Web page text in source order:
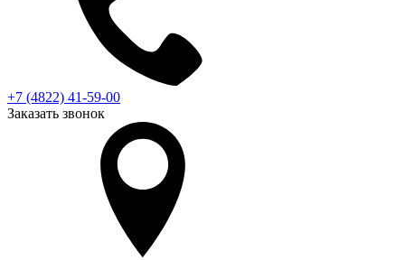
+7 (4822) 41-59-00
Заказать звонок